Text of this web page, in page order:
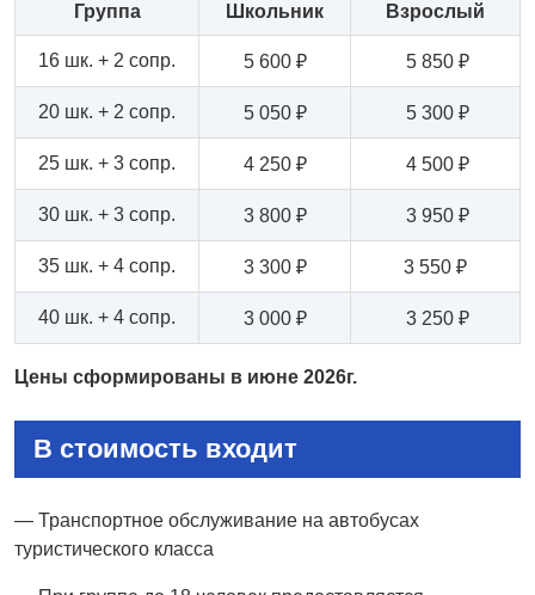
Группа Школьник Взрослый
16 шк. + 2 сопр. 5 600 ₽ 5 850 ₽
20 шк. + 2 сопр. 5 050 ₽ 5 300 ₽
25 шк. + 3 сопр. 4 250 ₽ 4 500 ₽
30 шк. + 3 сопр. 3 800 ₽ 3 950 ₽
35 шк. + 4 сопр. 3 300 ₽ 3 550 ₽
40 шк. + 4 сопр. 3 000 ₽ 3 250 ₽
Цены сформированы в июне 2026г.
В стоимость входит
— Транспортное обслуживание на автобусах
туристического класса